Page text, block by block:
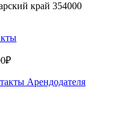
край 354000
Арендодателя